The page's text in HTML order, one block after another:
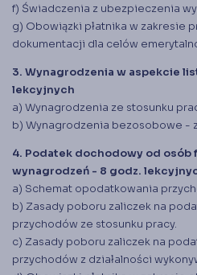
f) Świadczenia z ubezpieczenia
g) Obowiązki płatnika w zakresie
dokumentacji dla celów
3. Wynagrodzenia w aspekcie
lekcyjnych
a) Wynagrodzenia ze stosunku
b) Wynagrodzenia bezosobowe -
4. Podatek dochodowy od osób
wynagrodzeń - 8 godz.
a) Schemat opodatkowania
b) Zasady poboru zaliczek na
przychodów ze stosunku pracy.
c) Zasady poboru zaliczek na
przychodów z działalności